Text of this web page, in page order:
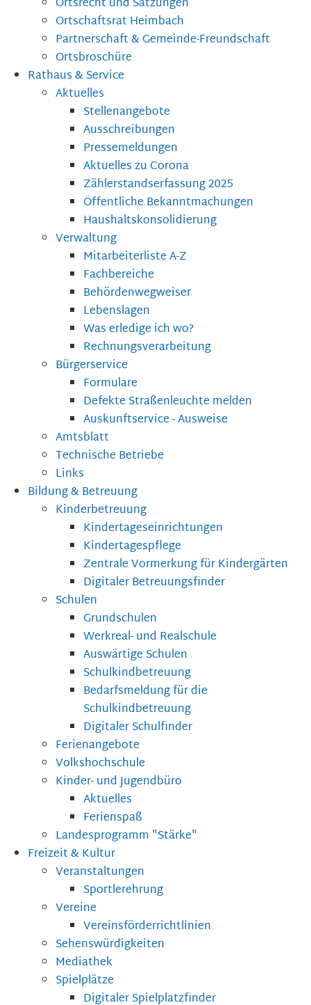
Ortschaftsrat Heimbach
Partnerschaft & Gemeinde-Freundschaft
Ortsbroschüre
Rathaus & Service
Aktuelles
Stellenangebote
Ausschreibungen
Pressemeldungen
Aktuelles zu Corona
Zählerstandserfassung 2025
Öffentliche Bekanntmachungen
Haushaltskonsolidierung
Verwaltung
Mitarbeiterliste A-Z
Fachbereiche
Behördenwegweiser
Lebenslagen
Was erledige ich wo?
Rechnungsverarbeitung
Bürgerservice
Formulare
Defekte Straßenleuchte melden
Auskunftservice - Ausweise
Amtsblatt
Technische Betriebe
Links
Bildung & Betreuung
Kinderbetreuung
Kindertageseinrichtungen
Kindertagespflege
Zentrale Vormerkung für Kindergärten
Digitaler Betreuungsfinder
Schulen
Grundschulen
Werkreal- und Realschule
Auswärtige Schulen
Schulkindbetreuung
Bedarfsmeldung für die
Schulkindbetreuung
Digitaler Schulfinder
Ferienangebote
Volkshochschule
Kinder- und Jugendbüro
Aktuelles
Ferienspaß
Landesprogramm "Stärke"
Freizeit & Kultur
Veranstaltungen
Sportlerehrung
Vereine
Vereinsförderrichtlinien
Sehenswürdigkeiten
Mediathek
Spielplätze
Digitaler Spielplatzfinder